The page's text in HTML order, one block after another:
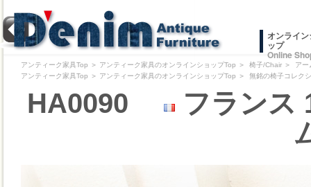
オンライ
ップ
Online
アンティーク家具Top ＞ アンティーク家具のオンラインショップTop ＞ 椅子/Chair ＞
アー
アンティーク家具Top ＞ アンティーク家具のオンラインショップTop ＞ 無銘の椅子コレク
HA0090
フランス